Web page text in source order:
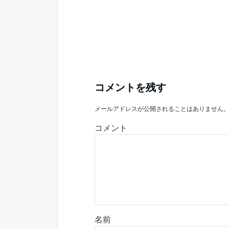
コメントを残す
メールアドレスが公開されることはありません。
コメント
名前